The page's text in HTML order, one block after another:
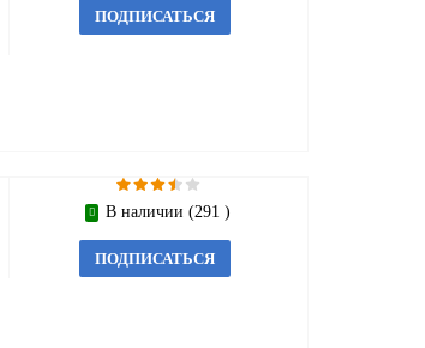
ПОДПИСАТЬСЯ
В наличии (291 )
ПОДПИСАТЬСЯ